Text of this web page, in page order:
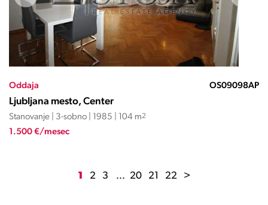
Oddaja OS09098AP
Ljubljana mesto, Center
Stanovanje | 3-sobno | 1985 | 104 m2
1.500 €/mesec
1 2 3 ... 20 21 22 >